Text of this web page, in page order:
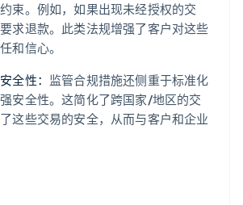
束。例如，如果出现未经授权的交
求退款。此类法规增强了客户对这些
和信心。
全性： 监管合规措施还侧重于标准化
安全性。这简化了跨国家/地区的交
这些交易的安全，从而与客户和企业